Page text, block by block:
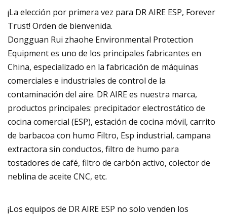
¡La elección por primera vez para DR AIRE ESP, Forever
Trust! Orden de bienvenida.
Dongguan Rui zhaohe Environmental Protection
Equipment es uno de los principales fabricantes en
China, especializado en la fabricación de máquinas
comerciales e industriales de control de la
contaminación del aire. DR AIRE es nuestra marca,
productos principales: precipitador electrostático de
cocina comercial (ESP), estación de cocina móvil, carrito
de barbacoa con humo Filtro, Esp industrial, campana
extractora sin conductos, filtro de humo para
tostadores de café, filtro de carbón activo, colector de
neblina de aceite CNC, etc.
¡Los equipos de DR AIRE ESP no solo venden los